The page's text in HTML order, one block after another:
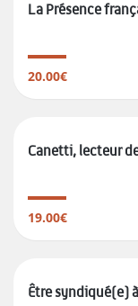
La Présence
20.00€
Canetti, lecteur
19.00€
Être syndiqué(e)